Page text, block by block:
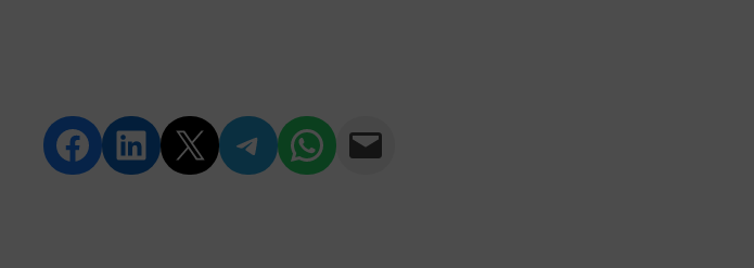
Compartir en Facebook Compartir en LinkedIn Compartir en Twitter Compartir en Telegram Compartir en WhatsApp Compartir vía Email